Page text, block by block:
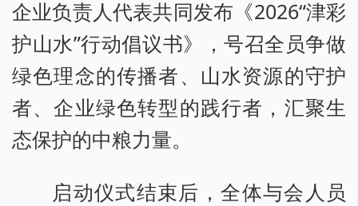
企业负责人代表共同发布《2026“津彩
护山水”行动倡议书》，号召全员争做
绿色理念的传播者、山水资源的守护
者、企业绿色转型的践行者，汇聚生
态保护的中粮力量。
启动仪式结束后，全体与会人员